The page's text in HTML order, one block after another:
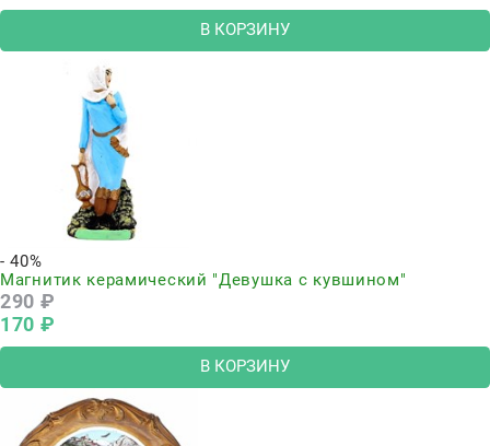
В КОРЗИНУ
- 40%
Магнитик керамический "Девушка с кувшином"
290 ₽
170 ₽
В КОРЗИНУ